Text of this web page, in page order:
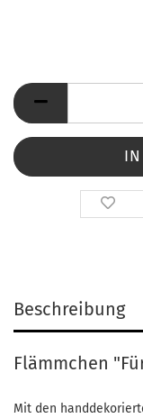
Beschreibung
Flämmchen
Mit den